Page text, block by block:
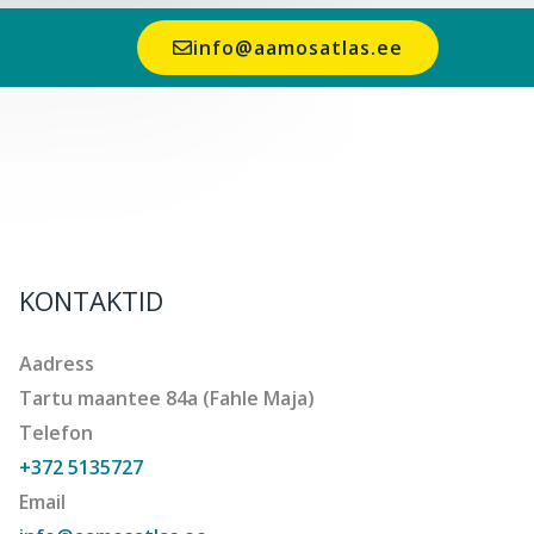
info@aamosatlas.ee
KONTAKTID
Aadress
Tartu maantee 84a (Fahle Maja)
Telefon
+372 5135727
Email